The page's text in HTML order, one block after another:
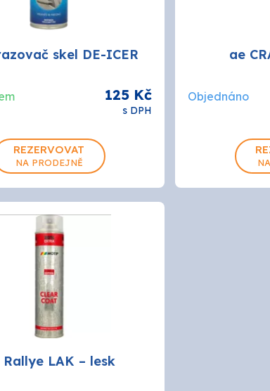
skel DE-ICER
125 Kč
s DPH
REZERVOVAT
NA PRODEJNĚ
ae
Objednáno
Rallye LAK – lesk